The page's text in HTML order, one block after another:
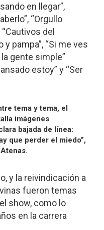
en llegar”,
“Orgullo
del
y pampa”, “Si me ves
la gente simple”
estoy” y “Ser
tema y tema, el
imágenes
bajada de línea:
que perder el miedo”,
y la reivindicación a
fueron temas
show, como lo
en la carrera